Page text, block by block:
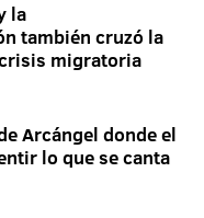
la
también cruzó la
migratoria
Arcángel donde el
lo que se canta